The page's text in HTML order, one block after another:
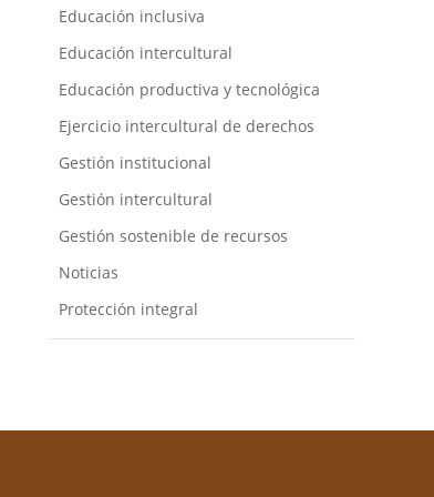
Educación inclusiva
Educación intercultural
Educación productiva y tecnológica
Ejercicio intercultural de derechos
Gestión institucional
Gestión intercultural
Gestión sostenible de recursos
Noticias
Protección integral